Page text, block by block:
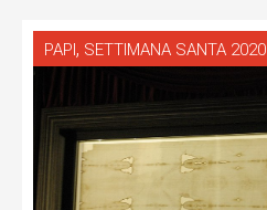
PAPI, SETTIMANA SANTA 2020